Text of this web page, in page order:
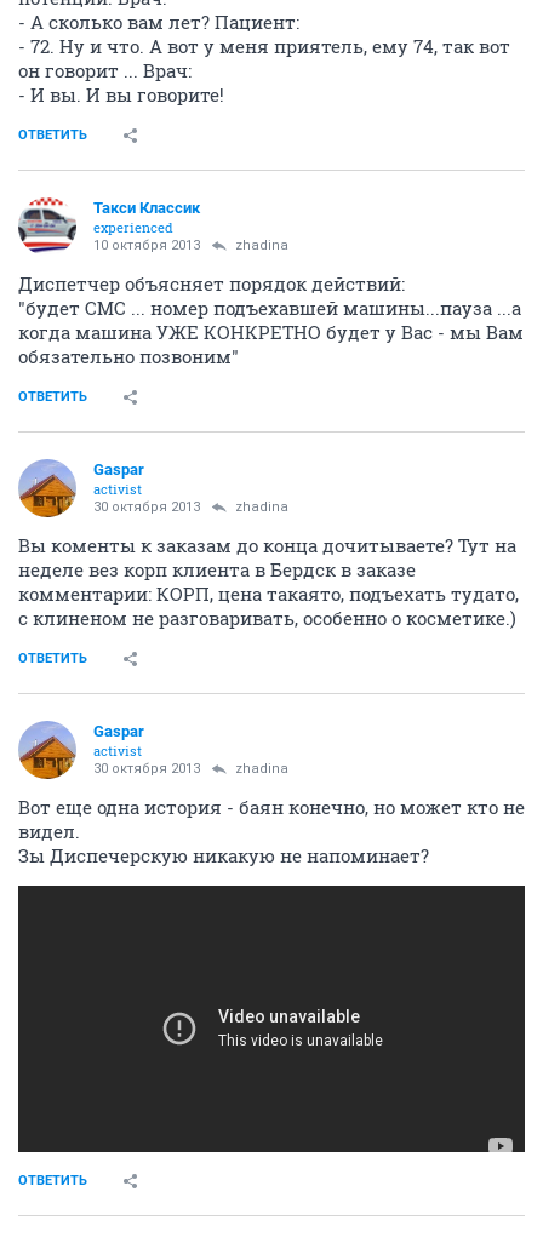
- А сколько вам лет? Пациент:
- 72. Ну и что. А вот у меня приятель, ему 74, так вот
он говорит ... Врач:
- И вы. И вы говорите!
ОТВЕТИТЬ
Такси Классик
experienced
10 октября 2013 zhadina
Диспетчер объясняет порядок действий:
"будет СМС ... номер подъехавшей машины...пауза ...а
когда машина УЖЕ КОНКРЕТНО будет у Вас - мы Вам
обязательно позвоним"
ОТВЕТИТЬ
Gaspar
activist
30 октября 2013 zhadina
Вы коменты к заказам до конца дочитываете? Тут на
неделе вез корп клиента в Бердск в заказе
комментарии: КОРП, цена такаято, подъехать тудато,
с клиненом не разговаривать, особенно о косметике.)
ОТВЕТИТЬ
Gaspar
activist
30 октября 2013 zhadina
Вот еще одна история - баян конечно, но может кто не
видел.
Зы Диспечерскую никакую не напоминает?
ОТВЕТИТЬ